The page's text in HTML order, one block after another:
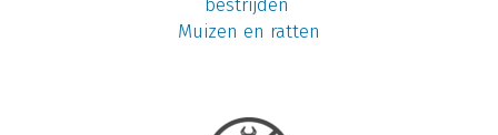
Muizen en ratten